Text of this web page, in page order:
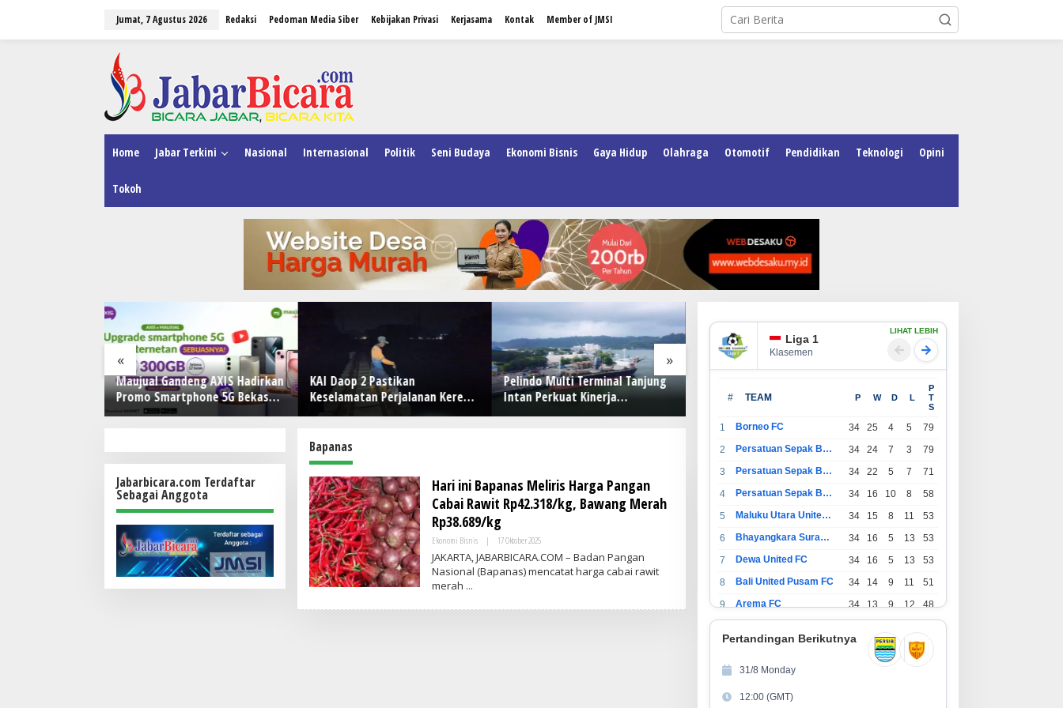
Jumat, 7 Agustus 2026 Redaksi Pedoman Media Siber Kebijakan Privasi Kerjasama Kontak Member of JMSI
Home Jabar Terkini Nasional Internasional Politik Seni Budaya Ekonomi Bisnis Gaya Hidup Olahraga Otomotif Pendidikan Teknologi Opini
Tokoh
« »
Maujual Gandeng AXIS Hadirkan
Promo Smartphone 5G Bekas
dengan Bonus Kuota
KAI Daop 2 Pastikan
Keselamatan Perjalanan Kereta
Api Usai Gempa Pangandaran
Pelindo Multi Terminal Tanjung
Intan Perkuat Kinerja
Operasional Pelabuhan
365 Hari, Tambah Jadwal
Care
Korlantas Polri dan Jasa Marga
Perkuat Kolaborasi, Bahas
Digitalisasi, Nataru hingga
Penertiban ODOL
Jabarbicara.com Terdaftar
Sebagai Anggota
Bapanas
Hari ini Bapanas Meliris Harga Pangan
Cabai Rawit Rp42.318/kg, Bawang Merah
Rp38.689/kg
Ekonomi Bisnis | 17 Oktober 2025O
L
E
H
M
JAKARTA, JABARBICARA.COM – Badan Pangan
Nasional (Bapanas) mencatat harga cabai rawit
merah
Liga 1
Klasemen
LIHAT LEBIH
# TEAM P W D L
P
T
S
1 Borneo FC 34 25 4 5
79
2
Persatuan Sepak Bola Indonesia Bandung 34 24 7 3
79
3
Persatuan Sepak Bola Indonesia Jakarta 34 22 5 7
71
4
Persatuan Sepak Bola Surabaya 34 16 10 8
58
5
Maluku Utara United FC 34 15 8 11
53
6
Bhayangkara Surabaya United 34 16 5 13
53
7
Dewa United FC 34 16 5 13
53
8
Bali United Pusam FC 34 14 9 11
51
9
Arema FC 34 13 9 12
48
0
1
11 12 11
2
Pertandingan Berikutnya
31/8 Monday
12:00 (GMT)